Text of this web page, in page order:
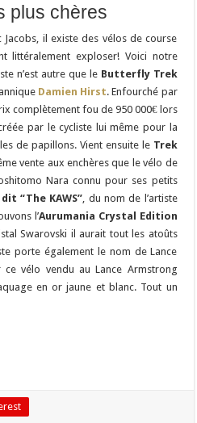
plus chères
il existe des vélos de course
littéralement exploser! Voici notre
n’est autre que le Butterfly Trek
Damien Hirst. Enfourché par
complètement fou de 950 000€ lors
par le cycliste lui même pour la
de papillons. Vient ensuite le Trek
vente aux enchères que le vélo de
Nara connu pour ses petits
“The KAWS” , du nom de l’artiste
l’Aurumania Crystal Edition
Swarovski il aurait tout les atoûts
porte également le nom de Lance
vélo vendu au Lance Armstrong
en or jaune et blanc. Tout un